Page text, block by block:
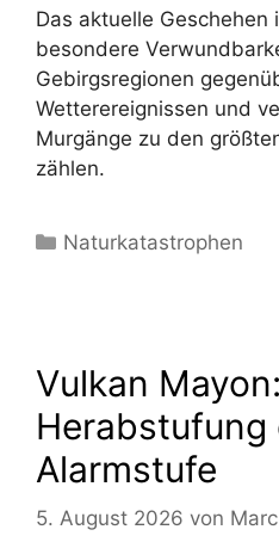
Das aktuelle Geschehen
besondere
Gebirgsregionen
Wetterereignissen und
Murgänge zu den
zählen.
Kategorien
Naturkatastrophen
Vulkan Mayon:
Herabstufung
Alarmstufe
5. August 2026 von